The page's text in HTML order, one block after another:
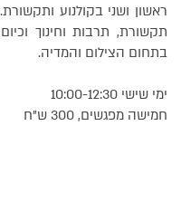
ראשון ושני בקולנוע
תקשורת, תרבות וחינוך
בתחום הצילום והמדיה.
ימי שישי 10:00-12:30
חמישה מפגשים, 300 ש"ח